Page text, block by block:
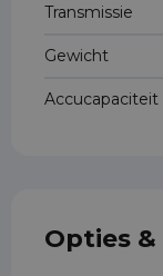
Transmissie
Gewicht
Accucapaciteit
Opties